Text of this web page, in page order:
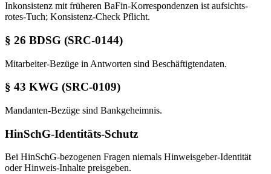
Inkonsistenz mit früheren BaFin-Korrespondenzen ist aufsichts-
rotes-Tuch; Konsistenz-Check Pflicht.
§ 26 BDSG (SRC-0144)
Mitarbeiter-Bezüge in Antworten sind Beschäftigtendaten.
§ 43 KWG (SRC-0109)
Mandanten-Bezüge sind Bankgeheimnis.
HinSchG-Identitäts-Schutz
Bei HinSchG-bezogenen Fragen niemals Hinweisgeber-Identität
oder Hinweis-Inhalte preisgeben.